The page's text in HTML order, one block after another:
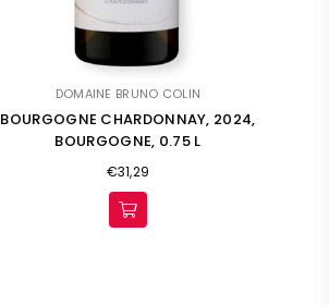
DOMAINE BRUNO COLIN
BOURGOGNE CHARDONNAY, 2024,
BOURGOGNE, 0.75 L
Regular
price
€31,29